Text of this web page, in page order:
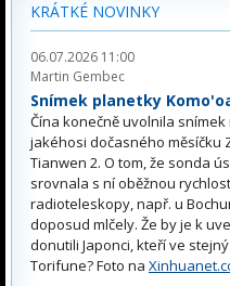
KRÁTKÉ NOVINKY
06.07.2026 11:00
Martin Gembec
Snímek planetky
Čína konečně uvolnila
jakéhosi dočasného měsíčku
Tianwen 2. O tom, že sonda
srovnala s ní oběžnou
radioteleskopy, např. u
doposud mlčely. Že by je k
donutili Japonci, kteří ve
Torifune? Foto na